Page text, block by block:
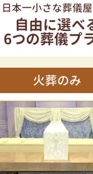
日本一小さな葬儀
自由に選べ
6つの葬儀プ
火葬のみ